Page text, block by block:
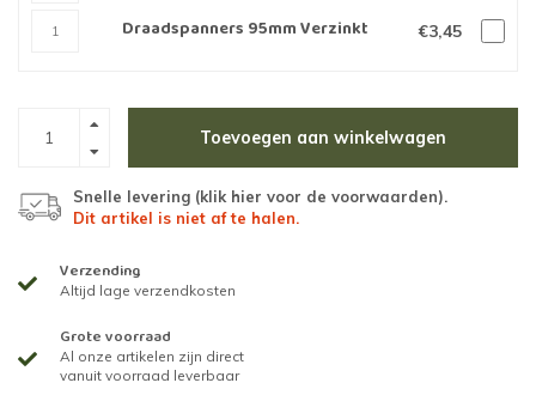
Draadspanners 95mm Verzinkt €3,45
Toevoegen aan winkelwagen
Snelle levering (klik hier voor de voorwaarden).
Dit artikel is niet af te halen.
Verzending
Altijd lage verzendkosten
Grote voorraad
Al onze artikelen zijn direct
vanuit voorraad leverbaar